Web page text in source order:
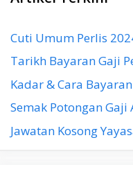
Cuti Umum Perlis
Tarikh Bayaran Gaji
Kadar & Cara
Semak Potongan Gaji
Jawatan Kosong